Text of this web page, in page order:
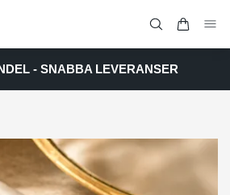
- SNABBA LEVERANSER